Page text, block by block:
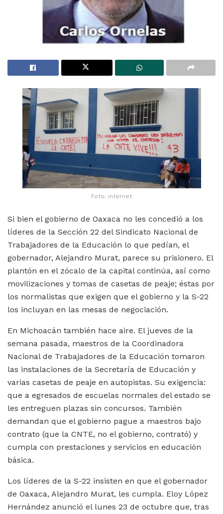
Foto: internet
Si bien el gobierno de Oaxaca no les concedió a los
líderes de la Sección 22 del Sindicato Nacional de
Trabajadores de la Educación lo que pedían, el
gobernador, Alejandro Murat, parece su prisionero. El
plantón en el zócalo de la capital continúa, así como
movilizaciones y tomas de casetas de peaje; éstas por
los normalistas que exigen que el gobierno y la S-22
los incluyan en las mesas de negociación.
En Michoacán también hace aire. El jueves de la
semana pasada, maestros de la Coordinadora
Nacional de Trabajadores de la Educación tomaron
las instalaciones de la Secretaría de Educación y
varias casetas de peaje en autopistas. Su exigencia:
que a egresados de escuelas normales del estado se
les entreguen plazas sin concursos. También
demandan que el gobierno pague a maestros bajo
contrato (que la CNTE, no el gobierno, contrató) y
cumpla con prestaciones y servicios en educación
básica.
Los líderes de la S-22 insisten en que el gobernador
de Oaxaca, Alejandro Murat, les cumpla. Eloy López
Hernández anunció el lunes 23 de octubre que, tras